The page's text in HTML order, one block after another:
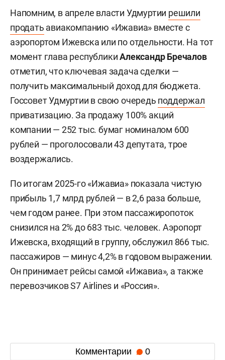
Напомним, в апреле власти Удмуртии решили
продать авиакомпанию «Ижавиа» вместе с
аэропортом Ижевска или по отдельности. На тот
момент глава республикиАлександр Бречалов
отметил, что ключевая задача сделки —
получить максимальный доход для бюджета.
Госсовет Удмуртии в свою очередь поддержал
приватизацию. За продажу 100% акций
компании — 252 тыс. бумаг номиналом 600
рублей — проголосовали 43 депутата, трое
воздержались.
По итогам 2025-го «Ижавиа» показала чистую
прибыль 1,7 млрд рублей — в 2,6 раза больше,
чем годом ранее. При этом пассажиропоток
снизился на 2% до 683 тыс. человек. Аэропорт
Ижевска, входящий в группу, обслужил 866 тыс.
пассажиров — минус 4,2% в годовом выражении.
Он принимает рейсы самой «Ижавиа», а также
перевозчиков S7 Airlines и «Россия».
Комментарии 0